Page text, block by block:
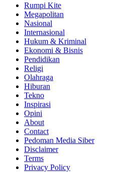
Rumpi Kite
Megapolitan
Nasional
Internasional
Hukum & Kriminal
Ekonomi & Bisnis
Pendidikan
Religi
Olahraga
Hiburan
Tekno
Inspirasi
Opini
About
Contact
Pedoman Media Siber
Disclaimer
Terms
Privacy Policy